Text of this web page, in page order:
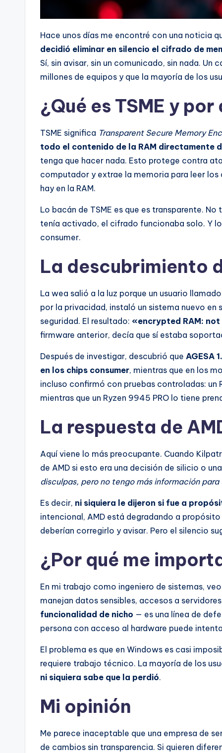
Hace unos días me encontré con una noticia
decidió eliminar en silencio el cifrado de
Sí, sin avisar, sin un comunicado, sin nada.
millones de equipos y que la mayoría de los
¿Qué es TSME y
TSME significa Transparent Secure Memory
todo el contenido de la RAM directamente
tenga que hacer nada. Esto protege contra
computador y extrae la memoria para leer
hay en la RAM.
Lo bacán de TSME es que es transparente.
tenía activado, el cifrado funcionaba solo. Y
consumer.
La descubrimiento
La wea salió a la luz porque un usuario
por la privacidad, instaló un sistema nuevo
seguridad. El resultado: «encrypted RAM:
firmware anterior, decía que sí estaba
Después de investigar, descubrió que AGESA
en los chips consumer, mientras que en los
incluso confirmó con pruebas controladas: un
mientras que un Ryzen 9945 PRO lo tiene
La respuesta de
Aquí viene lo más preocupante. Cuando
de AMD si esto era una decisión de silicio o
disculpas, pero no tengo más información
Es decir, ni siquiera le dijeron si fue a
intencional, AMD está degradando a
deberían corregirlo y avisar. Pero el silencio
¿Por qué me
En mi trabajo como ingeniero de sistemas,
manejan datos sensibles, accesos a
funcionalidad de nicho — es una línea de
persona con acceso al hardware puede
El problema es que en Windows es casi
requiere trabajo técnico. La mayoría de los
ni siquiera sabe que la perdió.
Mi opinión
Me parece inaceptable que una empresa de
de cambios sin transparencia. Si quieren